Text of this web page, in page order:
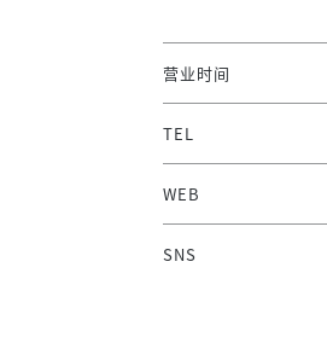
营业时间
TEL
WEB
SNS